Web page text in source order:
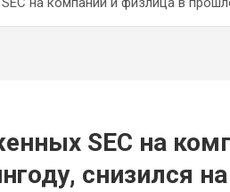
SEC на
снизился на